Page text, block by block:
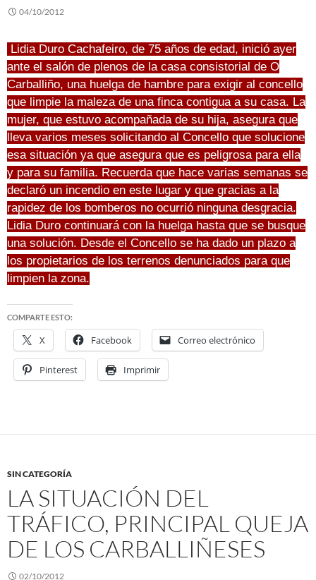
04/10/2012
Lidia Duro Cachafeiro, de 75 años de edad, inició ayer
ante el salón de plenos de la casa consistorial de O
Carballiño, una huelga de hambre para exigir al concello
que limpie la maleza de una finca contigua a su casa. La
mujer, que estuvo acompañada de su hija, asegura que
lleva varios meses solicitando al Concello que solucione
esa situación ya que asegura que es peligrosa para ella
y para su familia. Recuerda que hace varias semanas se
declaró un incendio en este lugar y que gracias a la
rapidez de los bomberos no ocurrió ninguna desgracia.
Lidia Duro continuará con la huelga hasta que se busque
una solución. Desde el Concello se ha dado un plazo a
los propietarios de los terrenos denunciados para que
limpien la zona.
COMPARTE ESTO:
X Facebook Correo electrónico
Pinterest Imprimir
SIN CATEGORÍA
LA SITUACIÓN DEL
TRÁFICO, PRINCIPAL QUEJA
DE LOS CARBALLIÑESES
02/10/2012